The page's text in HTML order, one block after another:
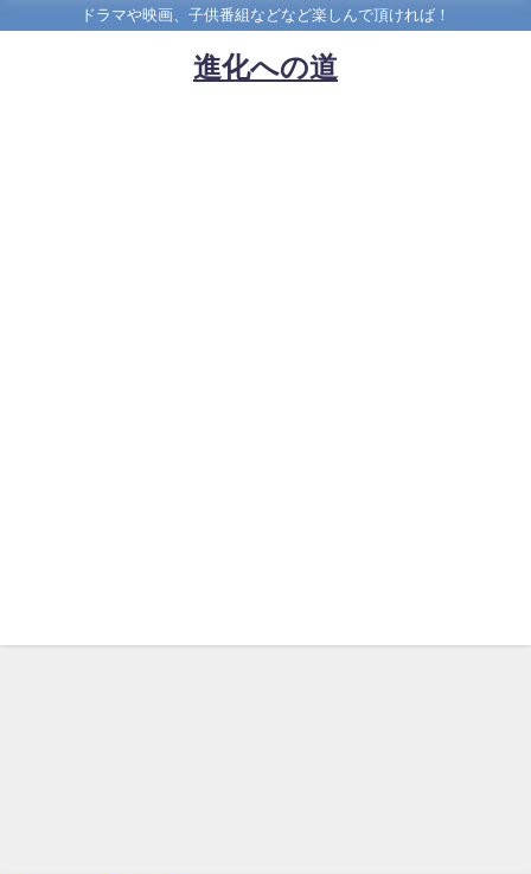
ドラマや映画、子供番組などなど楽しんで頂ければ！
進化への道